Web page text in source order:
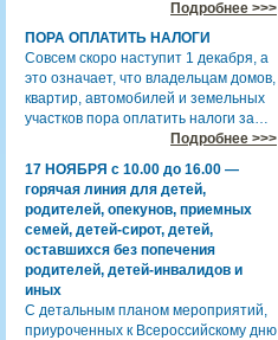
Подробнее >>>
ПОРА ОПЛАТИТЬ НАЛОГИ
Совсем скоро наступит 1 декабря, а
это означает, что владельцам домов,
квартир, автомобилей и земельных
участков пора оплатить налоги за…
Подробнее >>>
17 НОЯБРЯ с 10.00 до 16.00 —
горячая линия для детей,
родителей, опекунов, приемных
семей, детей-сирот, детей,
оставшихся без попечения
родителей, детей-инвалидов и
иных
С детальным планом мероприятий,
приуроченных к Всероссийскому дню